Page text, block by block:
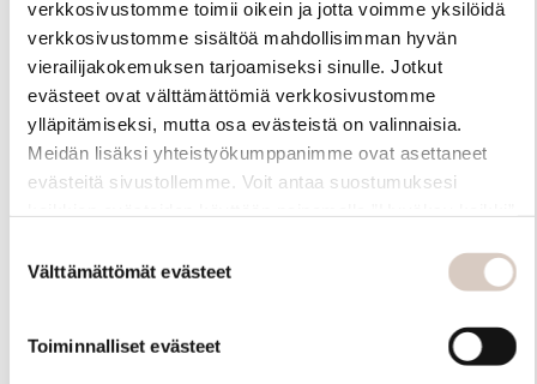
verkkosivustomme toimii oikein ja jotta voimme yksilöidä
verkkosivustomme sisältöä mahdollisimman hyvän
vierailijakokemuksen tarjoamiseksi sinulle. Jotkut
evästeet ovat välttämättömiä verkkosivustomme
ylläpitämiseksi, mutta osa evästeistä on valinnaisia.
Meidän lisäksi yhteistyökumppanimme ovat asettaneet
evästeitä sivustollemme. Voit antaa suostumuksesi
myöhemmin ”Evästeasetukset” -linkin kautta.
valinta
Välttämättömät evästeet
Toiminnalliset evästeet